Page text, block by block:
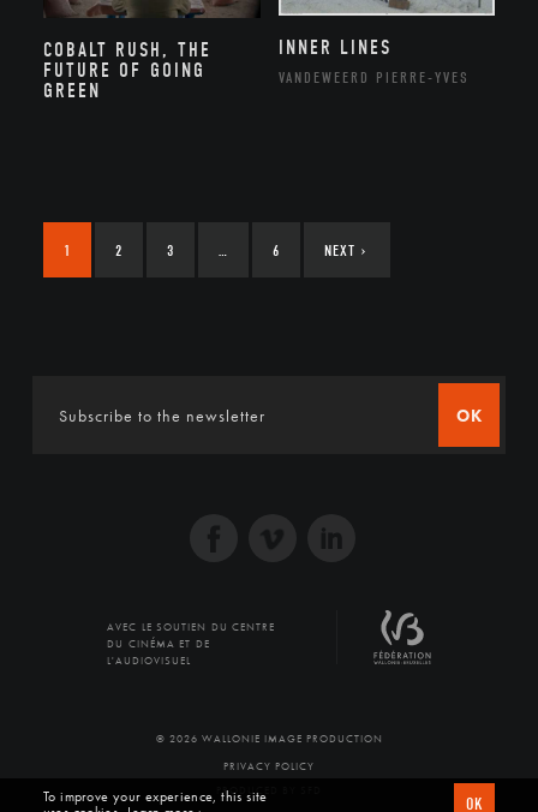
COBALT RUSH, THE
FUTURE OF GOING
GREEN
INNER LINES
VANDEWEERD PIERRE-YVES
1 2 3 … 6 NEXT ›
OK
AVEC LE SOUTIEN DU CENTRE
DU CINÉMA ET DE
L'AUDIOVISUEL
© 2026 WALLONIE IMAGE PRODUCTION
PRIVACY POLICY
PRODUCED BY SFD
To improve your experience, this site
OK